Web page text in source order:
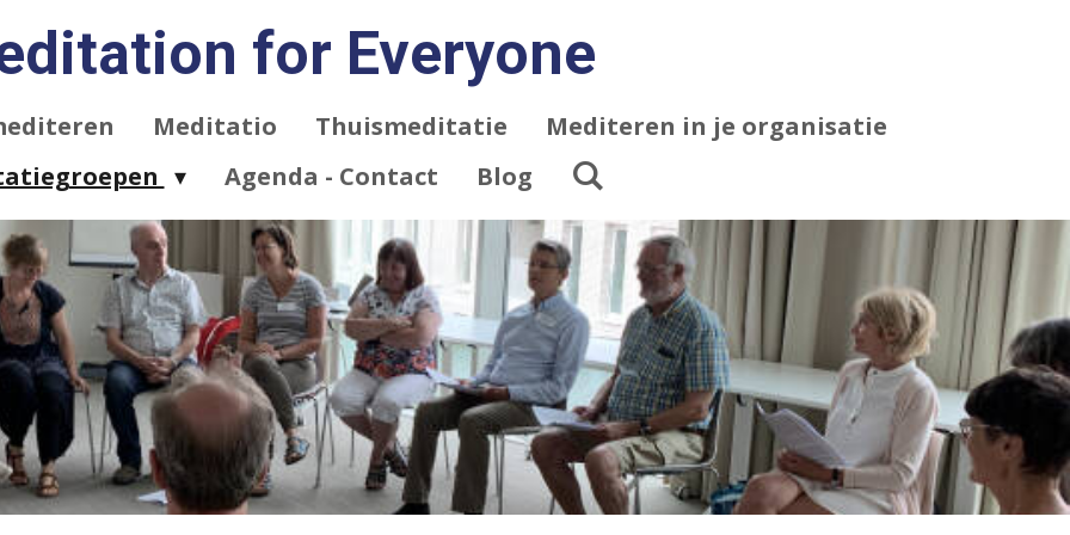
for Everyone
Meditatio Thuismeditatie
Mediteren in je organisatie
Agenda - Contact Blog